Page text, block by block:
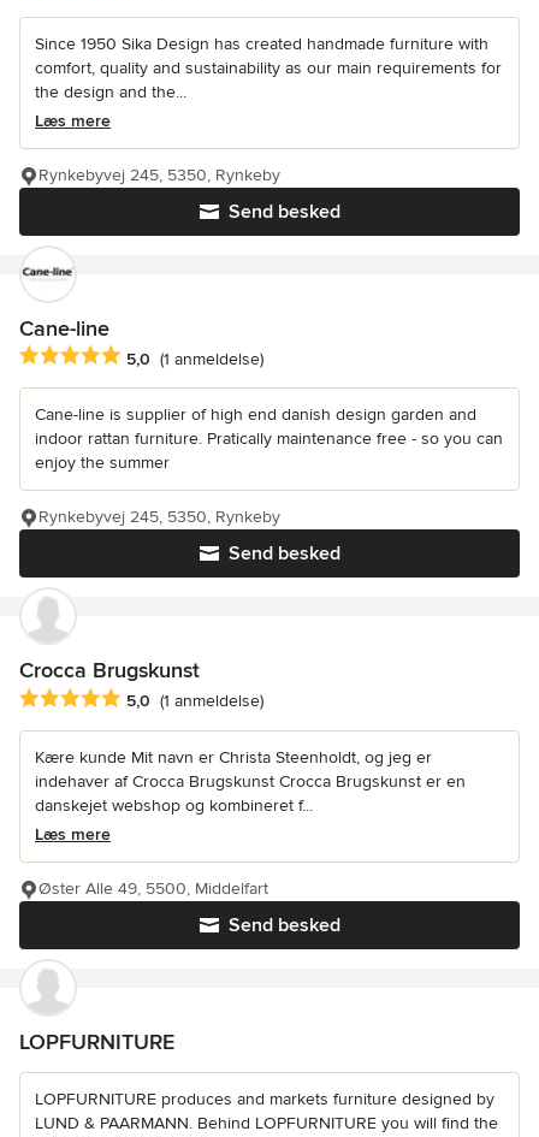
Since 1950 Sika Design has created handmade furniture with
comfort, quality and sustainability as our main requirements for
the design and the...
Læs mere
Send besked
Rynkebyvej 245, 5350, Rynkeby
Cane-line
Gennemsnitlig bedømmelse: 5 ud af 5 stjerner
5,0 (1 anmeldelse)
Cane-line is supplier of high end danish design garden and
indoor rattan furniture. Pratically maintenance free - so you can
enjoy the summer
Send besked
Rynkebyvej 245, 5350, Rynkeby
Crocca Brugskunst
Gennemsnitlig bedømmelse: 5 ud af 5 stjerner
5,0 (1 anmeldelse)
Kære kunde Mit navn er Christa Steenholdt, og jeg er
indehaver af Crocca Brugskunst Crocca Brugskunst er en
danskejet webshop og kombineret f...
Læs mere
Send besked
Øster Alle 49, 5500, Middelfart
LOPFURNITURE
LOPFURNITURE produces and markets furniture designed by
LUND & PAARMANN. Behind LOPFURNITURE you will find the